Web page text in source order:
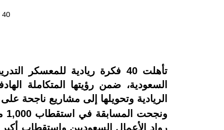
40 فكرةً رياديةً تشارك بالمعسكر التدريبي لمسابقة ستارت سمارت 2025 لريادة الأعمال
السعودية، ضمن رؤيتها المتكاملة
الريادية وتحويلها إلى مشاريع ناجحة